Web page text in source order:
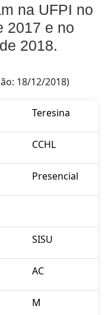
na UFPI no
2017 e no
2018.
18/12/2018)
Teresina
CCHL
Presencial
SISU
AC
M